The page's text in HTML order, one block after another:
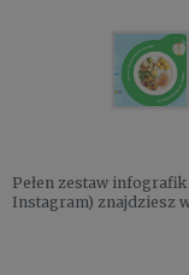
Pełen zestaw
Instagram) znajdziesz